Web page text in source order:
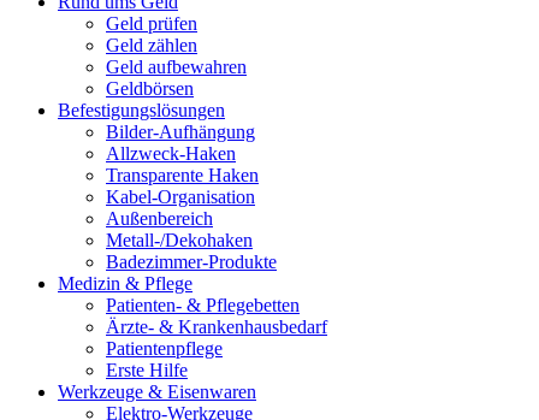
Geld prüfen
Geld zählen
Geld aufbewahren
Geldbörsen
Befestigungslösungen
Bilder-Aufhängung
Allzweck-Haken
Transparente Haken
Kabel-Organisation
Außenbereich
Metall-/Dekohaken
Badezimmer-Produkte
Medizin & Pflege
Patienten- & Pflegebetten
Ärzte- & Krankenhausbedarf
Patientenpflege
Erste Hilfe
Werkzeuge & Eisenwaren
Elektro-Werkzeuge